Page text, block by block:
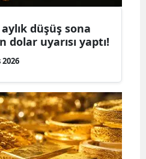
düşüş sona
uyarısı yaptı!